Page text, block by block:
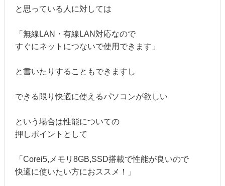
と思っている人に対しては
「無線LAN・有線LAN対応なので
すぐにネットにつないで使用できます」
と書いたりすることもできますし
できる限り快適に使えるパソコンが欲しい
という場合は性能についての
押しポイントとして
「Corei5,メモリ8GB,SSD搭載で性能が良いので
快適に使いたい方におススメ！」